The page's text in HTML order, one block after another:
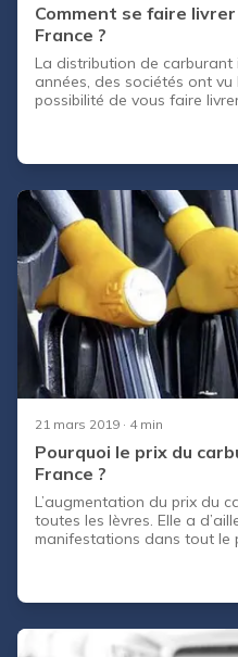
Comment se faire
France ?
La distribution de carburant
années, des sociétés ont
possibilité de vous faire
21 mars 2019 · 4 min
Pourquoi le prix du
France ?
L’augmentation du prix du
toutes les lèvres. Elle a
manifestations dans tout le